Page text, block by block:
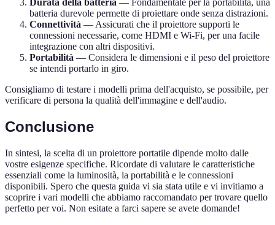
batteria durevole permette di proiettare onde senza distrazioni.
Connettività — Assicurati che il proiettore supporti le
connessioni necessarie, come HDMI e Wi-Fi, per una facile
integrazione con altri dispositivi.
Portabilità — Considera le dimensioni e il peso del proiettore
se intendi portarlo in giro.
Consigliamo di testare i modelli prima dell'acquisto, se possibile, per
verificare di persona la qualità dell'immagine e dell'audio.
Conclusione
In sintesi, la scelta di un proiettore portatile dipende molto dalle
vostre esigenze specifiche. Ricordate di valutare le caratteristiche
essenziali come la luminosità, la portabilità e le connessioni
disponibili. Spero che questa guida vi sia stata utile e vi invitiamo a
scoprire i vari modelli che abbiamo raccomandato per trovare quello
perfetto per voi. Non esitate a farci sapere se avete domande!